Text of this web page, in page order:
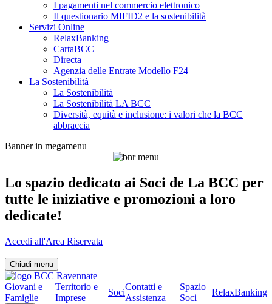
I pagamenti nel commercio elettronico
Il questionario MIFID2 e la sostenibilità
Servizi Online
RelaxBanking
CartaBCC
Directa
Agenzia delle Entrate Modello F24
La Sostenibilità
La Sostenibilità
La Sostenibilità LA BCC
Diversità, equità e inclusione: i valori che la BCC
abbraccia
Banner in megamenu
Lo spazio dedicato ai Soci de La BCC per
tutte le iniziative e promozioni a loro
dedicate!
Accedi all'Area Riservata
Chiudi menu
Giovani e
Famiglie
Territorio e
Imprese
Soci
Contatti e
Assistenza
Spazio
Soci
RelaxBanking